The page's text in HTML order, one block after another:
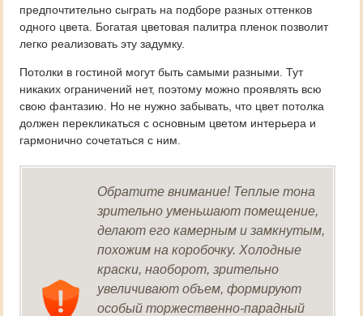
предпочтительно сыграть на подборе разных оттенков
одного цвета. Богатая цветовая палитра пленок позволит
легко реализовать эту задумку.
Потолки в гостиной могут быть самыми разными. Тут
никаких ограничений нет, поэтому можно проявлять всю
свою фантазию. Но не нужно забывать, что цвет потолка
должен перекликаться с основным цветом интерьера и
гармонично сочетаться с ним.
Обратите внимание! Теплые тона
зрительно уменьшают помещение,
делают его камерным и замкнутым,
похожим на коробочку. Холодные
краски, наоборот, зрительно
увеличивают объем, формируют
особый торжественно-парадный